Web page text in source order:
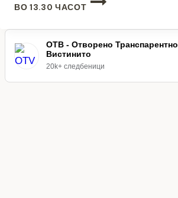
ВО 13.30 ЧАСОТ
ОТВ - Отворено Транспарентно
Вистинито
20k+ следбеници